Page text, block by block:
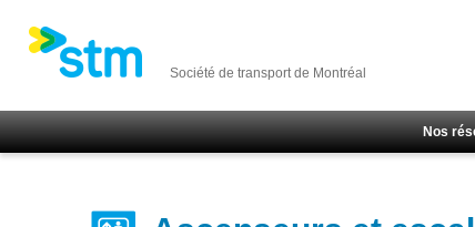
Société de transport de Montréal
Nos